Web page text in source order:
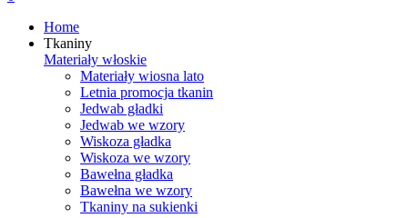
Home
Tkaniny
Materiały włoskie
Materiały wiosna lato
Letnia promocja tkanin
Jedwab gładki
Jedwab we wzory
Wiskoza gładka
Wiskoza we wzory
Bawełna gładka
Bawełna we wzory
Tkaniny na sukienki